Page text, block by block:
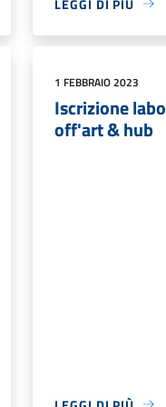
LEGGI DI PIÙ
1 FEBBRAIO 2023
Iscrizione
off'art & hub